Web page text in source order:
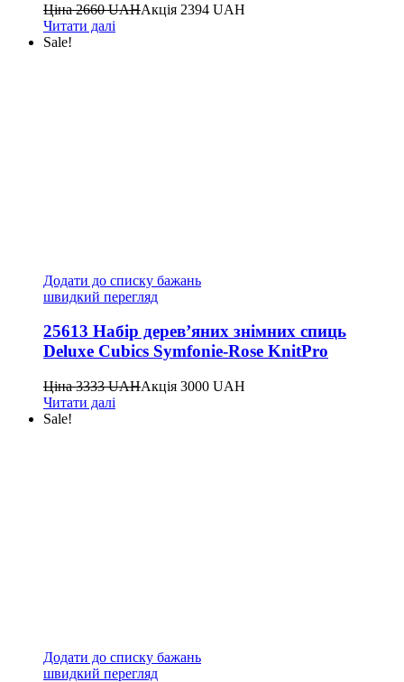
Ціна2660UAHАкція 2394 UAH
Читати далі
Sale!
Додати до списку бажань
швидкий перегляд
25613 Набір дерев’яних знімних спиць
Deluxe Cubics Symfonie-Rose KnitPro
Ціна3333UAHАкція 3000 UAH
Читати далі
Sale!
Додати до списку бажань
швидкий перегляд